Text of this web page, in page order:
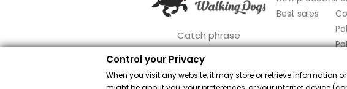
Catch phrase
Best sales
Control your Privacy
When you visit any website, it may store or retrieve information